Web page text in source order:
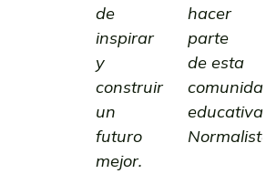
de
inspirar
y
construir
un
futuro
mejor.
hacer
parte
de esta
comunidad
educativa
Normalista.